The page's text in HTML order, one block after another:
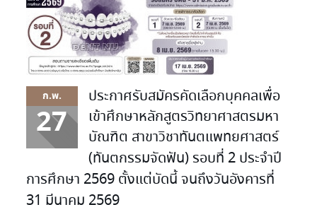
ก.พ.
27
ประกาศรับสมัครคัดเลือกบุคคลเพื่อ
เข้าศึกษาหลักสูตรวิทยาศาสตรมหา
บัณฑิต สาขาวิชาทันตแพทยศาสตร์
(ทันตกรรมจัดฟัน) รอบที่ 2 ประจำปี
การศึกษา 2569 ตั้งแต่บัดนี้ จนถึงวันอังคารที่
31 มีนาคม 2569